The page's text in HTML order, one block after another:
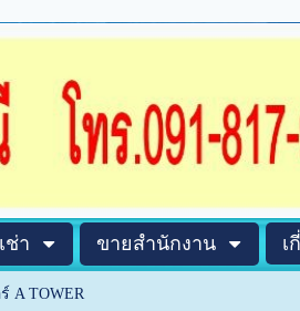
ช่า ขายสำนักงาน เ
A TOWER